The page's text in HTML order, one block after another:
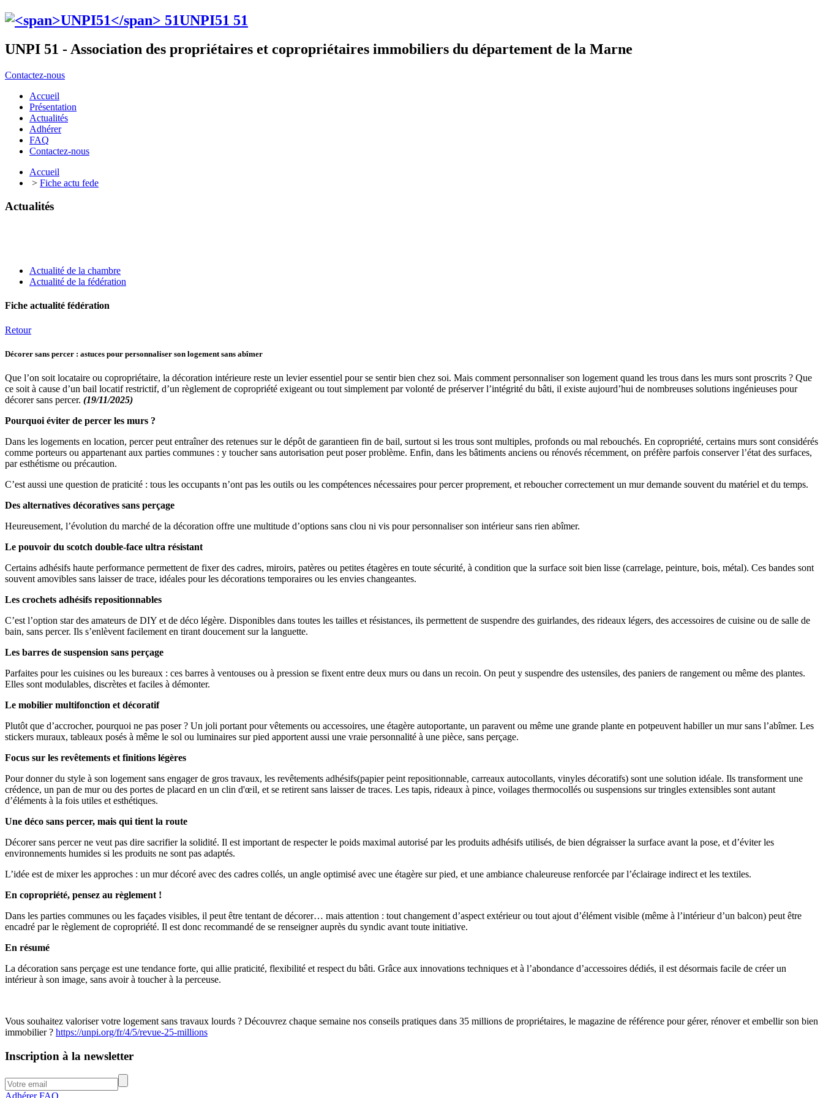
UNPI51 51
UNPI 51 - Association des propriétaires et copropriétaires immobiliers du département de la Marne
Contactez-nous
Accueil
Présentation
Actualités
Adhérer
FAQ
Contactez-nous
Accueil
> Fiche actu fede
Actualités
Actualité de la chambre
Actualité de la fédération
Fiche actualité fédération
Retour
Décorer sans percer : astuces pour personnaliser son logement sans abîmer
Que l’on soit locataire ou copropriétaire, la décoration intérieure reste un levier essentiel pour se sentir bien chez soi. Mais comment personnaliser son logement quand les trous dans les murs sont proscrits ? Que
ce soit à cause d’un bail locatif restrictif, d’un règlement de copropriété exigeant ou tout simplement par volonté de préserver l’intégrité du bâti, il existe aujourd’hui de nombreuses solutions ingénieuses pour
décorer sans percer. (19/11/2025)
Pourquoi éviter de percer les murs ?
Dans les logements en location, percer peut entraîner des retenues sur le dépôt de garantieen fin de bail, surtout si les trous sont multiples, profonds ou mal rebouchés. En copropriété, certains murs sont considérés
comme porteurs ou appartenant aux parties communes : y toucher sans autorisation peut poser problème. Enfin, dans les bâtiments anciens ou rénovés récemment, on préfère parfois conserver l’état des surfaces,
par esthétisme ou précaution.
C’est aussi une question de praticité : tous les occupants n’ont pas les outils ou les compétences nécessaires pour percer proprement, et reboucher correctement un mur demande souvent du matériel et du temps.
Des alternatives décoratives sans perçage
Heureusement, l’évolution du marché de la décoration offre une multitude d’options sans clou ni vis pour personnaliser son intérieur sans rien abîmer.
Le pouvoir du scotch double-face ultra résistant
Certains adhésifs haute performance permettent de fixer des cadres, miroirs, patères ou petites étagères en toute sécurité, à condition que la surface soit bien lisse (carrelage, peinture, bois, métal). Ces bandes sont
souvent amovibles sans laisser de trace, idéales pour les décorations temporaires ou les envies changeantes.
Les crochets adhésifs repositionnables
C’est l’option star des amateurs de DIY et de déco légère. Disponibles dans toutes les tailles et résistances, ils permettent de suspendre des guirlandes, des rideaux légers, des accessoires de cuisine ou de salle de
bain, sans percer. Ils s’enlèvent facilement en tirant doucement sur la languette.
Les barres de suspension sans perçage
Parfaites pour les cuisines ou les bureaux : ces barres à ventouses ou à pression se fixent entre deux murs ou dans un recoin. On peut y suspendre des ustensiles, des paniers de rangement ou même des plantes.
Elles sont modulables, discrètes et faciles à démonter.
Le mobilier multifonction et décoratif
Plutôt que d’accrocher, pourquoi ne pas poser ? Un joli portant pour vêtements ou accessoires, une étagère autoportante, un paravent ou même une grande plante en potpeuvent habiller un mur sans l’abîmer. Les
stickers muraux, tableaux posés à même le sol ou luminaires sur pied apportent aussi une vraie personnalité à une pièce, sans perçage.
Focus sur les revêtements et finitions légères
Pour donner du style à son logement sans engager de gros travaux, les revêtements adhésifs(papier peint repositionnable, carreaux autocollants, vinyles décoratifs) sont une solution idéale. Ils transforment une
crédence, un pan de mur ou des portes de placard en un clin d'œil, et se retirent sans laisser de traces. Les tapis, rideaux à pince, voilages thermocollés ou suspensions sur tringles extensibles sont autant
d’éléments à la fois utiles et esthétiques.
Une déco sans percer, mais qui tient la route
Décorer sans percer ne veut pas dire sacrifier la solidité. Il est important de respecter le poids maximal autorisé par les produits adhésifs utilisés, de bien dégraisser la surface avant la pose, et d’éviter les
environnements humides si les produits ne sont pas adaptés.
L’idée est de mixer les approches : un mur décoré avec des cadres collés, un angle optimisé avec une étagère sur pied, et une ambiance chaleureuse renforcée par l’éclairage indirect et les textiles.
En copropriété, pensez au règlement !
Dans les parties communes ou les façades visibles, il peut être tentant de décorer… mais attention : tout changement d’aspect extérieur ou tout ajout d’élément visible (même à l’intérieur d’un balcon) peut être
encadré par le règlement de copropriété. Il est donc recommandé de se renseigner auprès du syndic avant toute initiative.
En résumé
La décoration sans perçage est une tendance forte, qui allie praticité, flexibilité et respect du bâti. Grâce aux innovations techniques et à l’abondance d’accessoires dédiés, il est désormais facile de créer un
intérieur à son image, sans avoir à toucher à la perceuse.
Vous souhaitez valoriser votre logement sans travaux lourds ? Découvrez chaque semaine nos conseils pratiques dans 35 millions de propriétaires, le magazine de référence pour gérer, rénover et embellir son bien
immobilier ? https://unpi.org/fr/4/5/revue-25-millions
Inscription à la newsletter